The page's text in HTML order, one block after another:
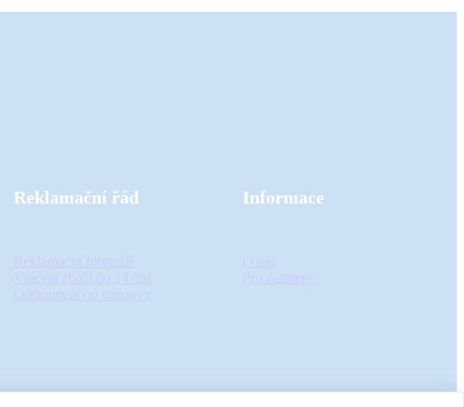
Reklamační řád Informace